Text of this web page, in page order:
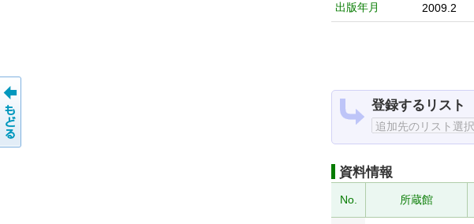
出版年月 2009.2
登録するリスト
資料情報
No. 所蔵館